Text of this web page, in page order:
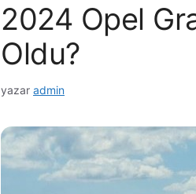
2024 Opel
Oldu?
yazar admin